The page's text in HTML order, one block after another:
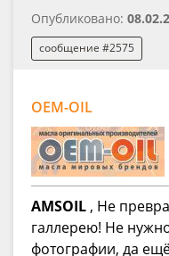
Опубликовано:
сообщение #2575
OEM-OIL
AMSOIL , Не
галлерею! Не
фотографии, да